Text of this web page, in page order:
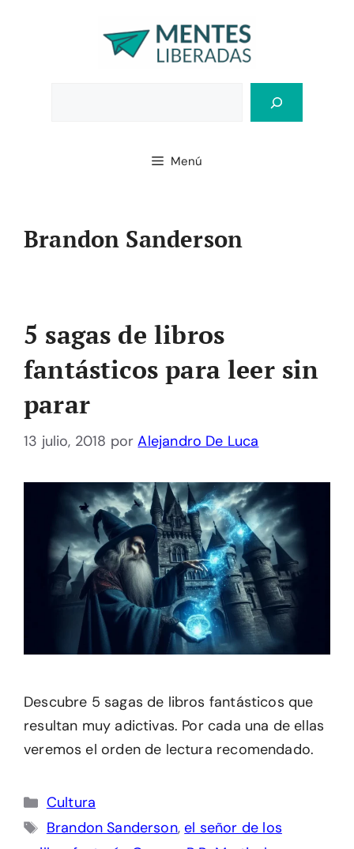
Menú
Brandon Sanderson
5 sagas de libros
fantásticos para leer sin
parar
13 julio, 2018 porAlejandro De Luca
Descubre 5 sagas de libros fantásticos que
resultan muy adictivas. Por cada una de ellas
veremos el orden de lectura recomendado.
Categorías
Cultura
Etiquetas
Brandon Sanderson,el señor de los